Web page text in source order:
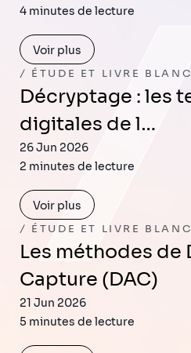
4 minutes de lecture
Voir plus
ÉTUDE ET LIVRE BLANC
Décryptage : les tendances
digitales de l…
26 Jun 2026
2 minutes de lecture
Voir plus
ÉTUDE ET LIVRE BLANC
Les méthodes de Direct Air
Capture (DAC)
21 Jun 2026
5 minutes de lecture